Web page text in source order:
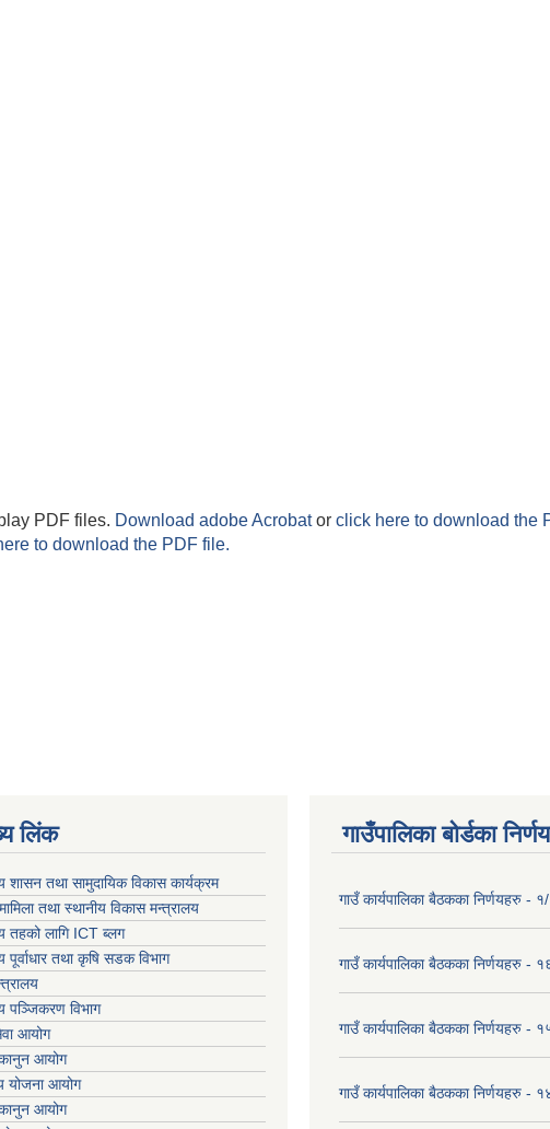
PDF files. Download adobe Acrobator click here to download the
to download the PDF file.
लिंक
शासन तथा सामुदायिक विकास कार्यक्रम
तथा स्थानीय विकास मन्त्रालय
तहको लागि ICT ब्लग
पूर्वाधार तथा कृषि सडक विभाग
पञ्जिकरण विभाग
आयोग
आयोग
योजना आयोग
आयोग
गाउँपालिका बोर्डका
गाउँ कार्यपालिका बैठकका निर्णयहरु -
गाउँ कार्यपालिका बैठकका निर्णयहरु -
गाउँ कार्यपालिका बैठकका निर्णयहरु -
गाउँ कार्यपालिका बैठकका निर्णयहरु -